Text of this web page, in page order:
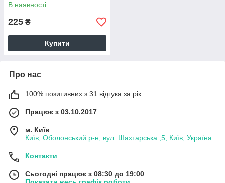
В наявності
225 ₴
Купити
Про нас
100% позитивних з 31 відгука за рік
Працює з 03.10.2017
м. Київ
Київ, Оболонський р-н, вул. Шахтарська ,5, Київ, Україна
Контакти
Сьогодні працює з 08:30 до 19:00